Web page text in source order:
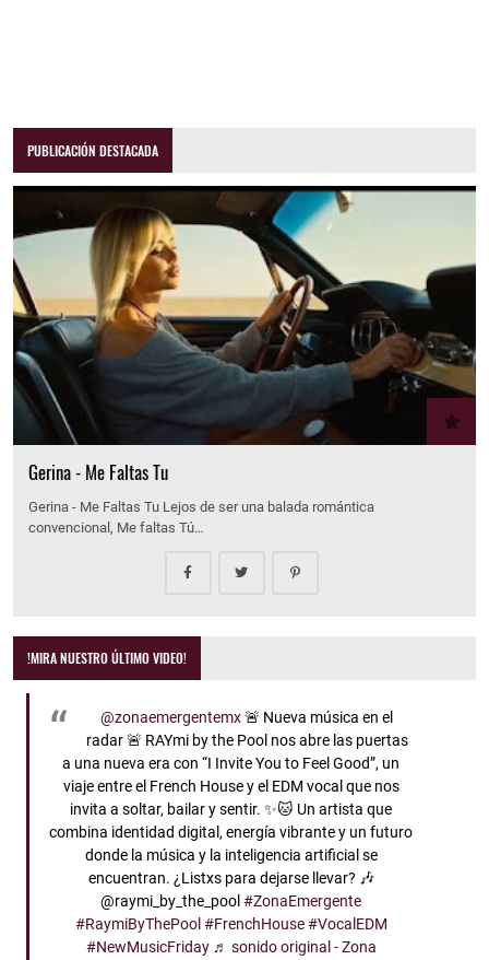
PUBLICACIÓN DESTACADA
Gerina - Me Faltas Tu
Gerina - Me Faltas Tu Lejos de ser una balada romántica
convencional, Me faltas Tú…
!MIRA NUESTRO ÚLTIMO VIDEO!
@zonaemergentemx🚨 Nueva música en el
radar 🚨 RAYmi by the Pool nos abre las puertas
a una nueva era con “I Invite You to Feel Good”, un
viaje entre el French House y el EDM vocal que nos
invita a soltar, bailar y sentir. ✨🐱 Un artista que
combina identidad digital, energía vibrante y un futuro
donde la música y la inteligencia artificial se
encuentran. ¿Listxs para dejarse llevar? 🎶
@raymi_by_the_pool#ZonaEmergente
#RaymiByThePool #FrenchHouse #VocalEDM
#NewMusicFriday ♬ sonido original - Zona